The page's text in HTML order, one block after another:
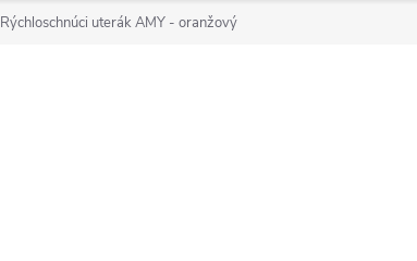
Rýchloschnúci uterák AMY - oranžový